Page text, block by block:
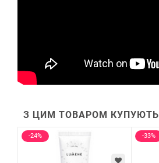
З ЦИМ ТОВАРОМ КУПУЮТЬ
-24% -33%